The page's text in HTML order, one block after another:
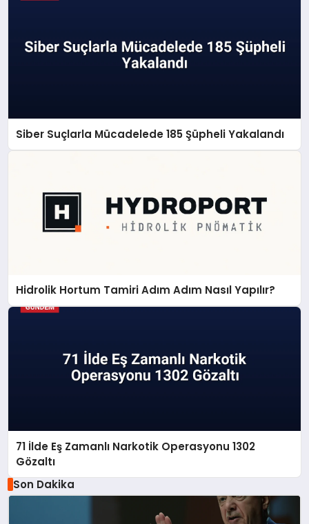
Siber Suçlarla Mücadelede 185 Şüpheli Yakalandı
Hidrolik Hortum Tamiri Adım Adım Nasıl Yapılır?
71 İlde Eş Zamanlı Narkotik Operasyonu 1302
Gözaltı
Son Dakika